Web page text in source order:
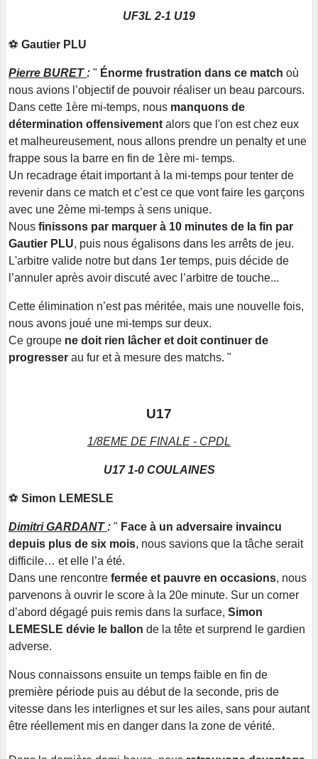
UF3L 2-1 U19
⚽ Gautier PLU
Pierre BURET : " Énorme frustration dans ce match où
nous avions l’objectif de pouvoir réaliser un beau parcours.
Dans cette 1ère mi-temps, nous manquons de
détermination offensivement alors que l'on est chez eux
et malheureusement, nous allons prendre un penalty et une
frappe sous la barre en fin de 1ère mi- temps.
Un recadrage était important à la mi-temps pour tenter de
revenir dans ce match et c’est ce que vont faire les garçons
avec une 2ème mi-temps à sens unique.
Nous finissons par marquer à 10 minutes de la fin par
Gautier PLU, puis nous égalisons dans les arrêts de jeu.
L'arbitre valide notre but dans 1er temps, puis décide de
l’annuler après avoir discuté avec l’arbitre de touche...
Cette élimination n’est pas méritée, mais une nouvelle fois,
nous avons joué une mi-temps sur deux.
Ce groupe ne doit rien lâcher et doit continuer de
progresser au fur et à mesure des matchs. "
U17
1/8EME DE FINALE - CPDL
U17 1-0 COULAINES
⚽ Simon LEMESLE
Dimitri GARDANT : " Face à un adversaire invaincu
depuis plus de six mois, nous savions que la tâche serait
difficile… et elle l’a été.
Dans une rencontre fermée et pauvre en occasions, nous
parvenons à ouvrir le score à la 20e minute. Sur un corner
d’abord dégagé puis remis dans la surface, Simon
LEMESLE dévie le ballon de la tête et surprend le gardien
adverse.
Nous connaissons ensuite un temps faible en fin de
première période puis au début de la seconde, pris de
vitesse dans les interlignes et sur les ailes, sans pour autant
être réellement mis en danger dans la zone de vérité.